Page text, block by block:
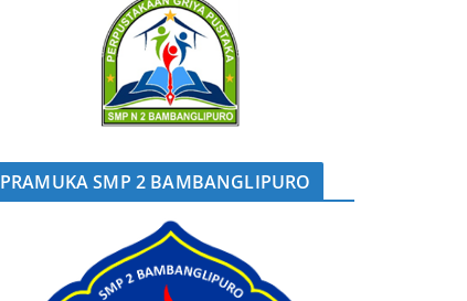
PRAMUKA SMP 2 BAMBANGLIPURO